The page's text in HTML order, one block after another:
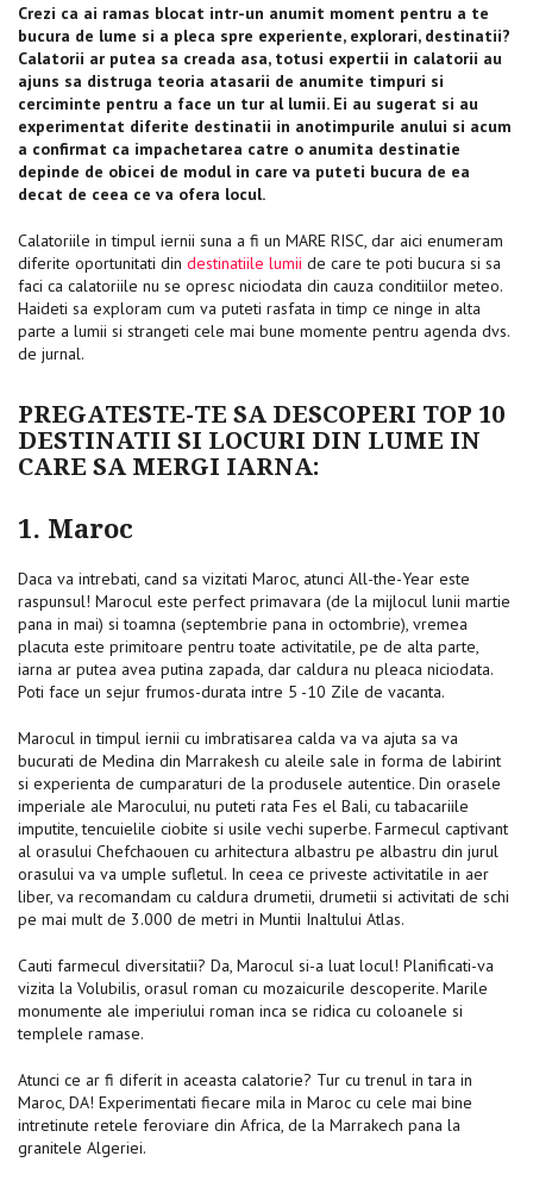
Crezi ca ai ramas blocat intr-un anumit moment pentru a te
bucura de lume si a pleca spre experiente, explorari, destinatii?
Calatorii ar putea sa creada asa, totusi expertii in calatorii au
ajuns sa distruga teoria atasarii de anumite timpuri si
cerciminte pentru a face un tur al lumii. Ei au sugerat si au
experimentat diferite destinatii in anotimpurile anului si acum
a confirmat ca impachetarea catre o anumita destinatie
depinde de obicei de modul in care va puteti bucura de ea
decat de ceea ce va ofera locul.
Calatoriile in timpul iernii suna a fi un MARE RISC, dar aici enumeram
diferite oportunitati din destinatiile lumii de care te poti bucura si sa
faci ca calatoriile nu se opresc niciodata din cauza conditiilor meteo.
Haideti sa exploram cum va puteti rasfata in timp ce ninge in alta
parte a lumii si strangeti cele mai bune momente pentru agenda dvs.
de jurnal.
PREGATESTE-TE SA DESCOPERI TOP 10
DESTINATII SI LOCURI DIN LUME IN
CARE SA MERGI IARNA:
1. Maroc
Daca va intrebati, cand sa vizitati Maroc, atunci All-the-Year este
raspunsul! Marocul este perfect primavara (de la mijlocul lunii martie
pana in mai) si toamna (septembrie pana in octombrie), vremea
placuta este primitoare pentru toate activitatile, pe de alta parte,
iarna ar putea avea putina zapada, dar caldura nu pleaca niciodata.
Poti face un sejur frumos-durata intre 5 -10 Zile de vacanta.
Marocul in timpul iernii cu imbratisarea calda va va ajuta sa va
bucurati de Medina din Marrakesh cu aleile sale in forma de labirint
si experienta de cumparaturi de la produsele autentice. Din orasele
imperiale ale Marocului, nu puteti rata Fes el Bali, cu tabacariile
imputite, tencuielile ciobite si usile vechi superbe. Farmecul captivant
al orasului Chefchaouen cu arhitectura albastru pe albastru din jurul
orasului va va umple sufletul. In ceea ce priveste activitatile in aer
liber, va recomandam cu caldura drumetii, drumetii si activitati de schi
pe mai mult de 3.000 de metri in Muntii Inaltului Atlas.
Cauti farmecul diversitatii? Da, Marocul si-a luat locul! Planificati-va
vizita la Volubilis, orasul roman cu mozaicurile descoperite. Marile
monumente ale imperiului roman inca se ridica cu coloanele si
templele ramase.
Atunci ce ar fi diferit in aceasta calatorie? Tur cu trenul in tara in
Maroc, DA! Experimentati fiecare mila in Maroc cu cele mai bine
intretinute retele feroviare din Africa, de la Marrakech pana la
granitele Algeriei.